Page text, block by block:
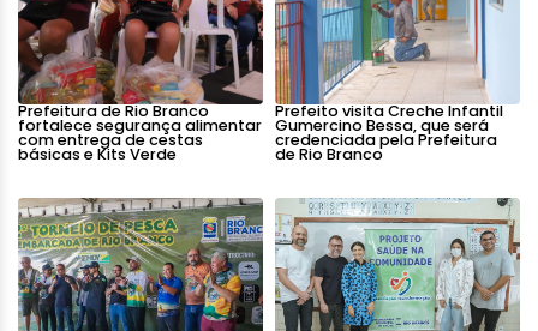
Prefeitura de Rio Branco
fortalece segurança alimentar
com entrega de cestas
básicas e Kits Verde
Prefeito visita Creche Infantil
Gumercino Bessa, que será
credenciada pela Prefeitura
de Rio Branco